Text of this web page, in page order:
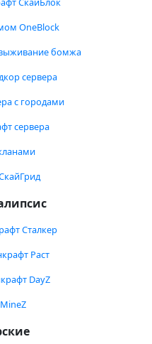
OneBlock
бомжа
сервера
с городами
сервера
Сталкер
Раст
DayZ